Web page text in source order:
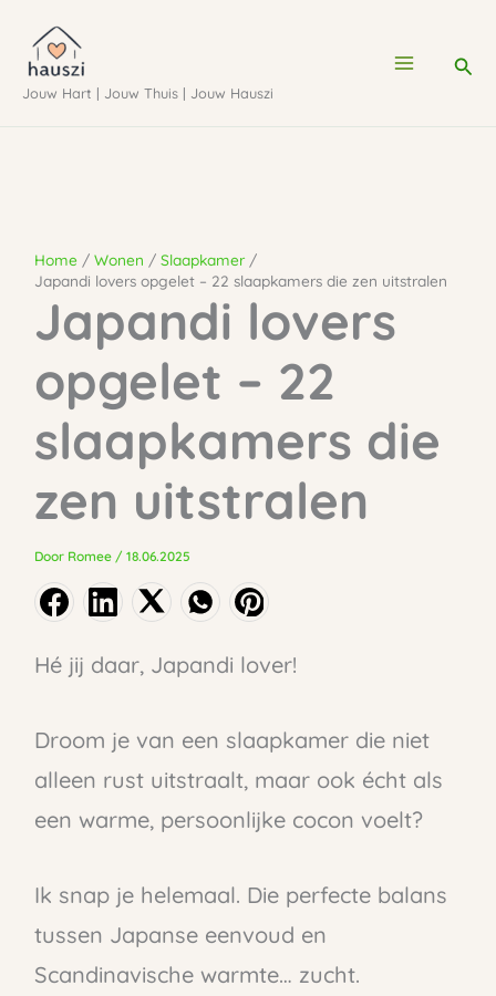
naar
deJouw Hart | Jouw Thuis | Jouw Hauszi
Home Wonen
Slaapkamer
Japandi lovers opgelet – 22 slaapkamers die zen uitstralen
Japandi lovers
opgelet – 22
slaapkamers die
zen uitstralen
Door Romee / 18.06.2025
Hé jij daar, Japandi lover!
Droom je van een slaapkamer die niet
alleen rust uitstraalt, maar ook écht als
een warme, persoonlijke cocon voelt?
Ik snap je helemaal. Die perfecte balans
tussen Japanse eenvoud en
Scandinavische warmte… zucht.